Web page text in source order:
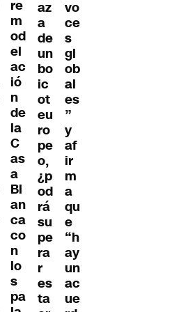
re
m
od
el
ac
ió
n
de
la
C
as
a
Bl
an
ca
co
n
lo
s
pa
az
a
de
un
bo
ic
ot
eu
ro
pe
o,
¿p
od
rá
su
pe
ra
r
es
ta
vo
ce
s
gl
ob
al
es
”
y
af
ir
m
a
qu
e
“h
ay
un
ac
ue